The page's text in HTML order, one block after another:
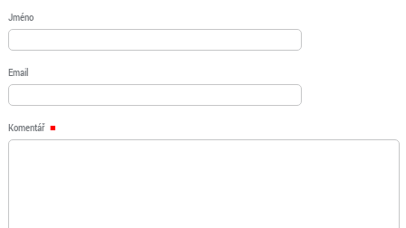
Jméno
Email
Komentář